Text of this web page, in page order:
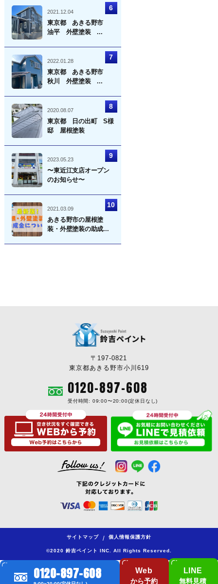
2021.12.04
東京都 あきる野市
油平 外壁塗装 ...
2022.01.28
東京都 あきる野市
秋川 外壁塗装 ...
2020.08.07
東京都 日の出町 S様
邸 屋根塗装
2023.05.23
〜東近江支店オープン
のお知らせ〜
2021.03.09
あきる野市の屋根塗
装・外壁塗装の助成...
〒197-0821
東京都あきる野市小川619
0120-897-608
受付時間: 09:00〜20:00(定休日なし)
サイトマップ / 個人情報保護方針
©2020 鈴吉ペイント INC. All Rights Reserved.
0120-897-608 Web
から予約
LINE
無料見積